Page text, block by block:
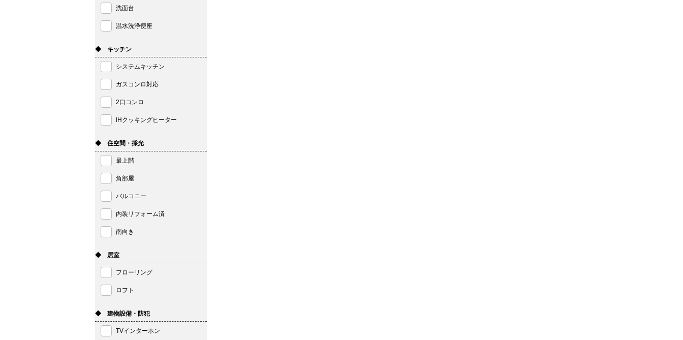
洗面台
温水洗浄便座
◆ キッチン
システムキッチン
ガスコンロ対応
2口コンロ
IHクッキングヒーター
◆ 住空間・採光
最上階
角部屋
バルコニー
内装リフォーム済
南向き
◆ 居室
フローリング
ロフト
◆ 建物設備・防犯
TVインターホン